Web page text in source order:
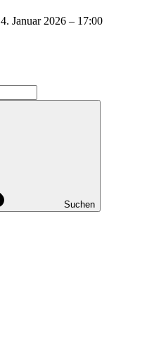
4. Januar 2026 – 17:00
Suchen